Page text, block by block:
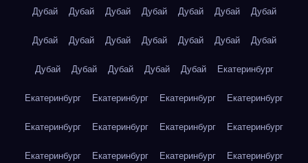
Дубай Дубай Дубай Дубай Дубай Дубай Дубай
Дубай Дубай Дубай Дубай Дубай Дубай Дубай
Дубай Дубай Дубай Дубай Дубай Екатеринбург
Екатеринбург Екатеринбург Екатеринбург Екатеринбург
Екатеринбург Екатеринбург Екатеринбург Екатеринбург
Екатеринбург Екатеринбург Екатеринбург Екатеринбург